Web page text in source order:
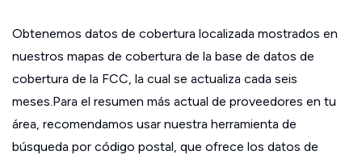
Obtenemos datos de cobertura localizada mostrados en
nuestros mapas de cobertura de la base de datos de
cobertura de la FCC, la cual se actualiza cada seis
meses.Para el resumen más actual de proveedores en tu
área, recomendamos usar nuestra herramienta de
búsqueda por código postal, que ofrece los datos de